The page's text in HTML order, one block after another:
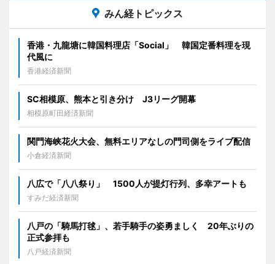
みん経トピックス
香港・九龍塘に韓国料理店「Social」 韓国定番料理を現
代風に
香港経済新聞
SC相模原、熊本と引き分け J3リーグ開幕
相模原町田経済新聞
関門海峡花火大会、無料エリアなしの門司側をライブ配信
小倉経済新聞
八広で「八八祭り」 1500人が提灯行列、多幸アートも
すみだ経済新聞
八戸の「騎馬打毬」、若手騎手の姿勇ましく 20年ぶりの
正式参拝も
八戸経済新聞